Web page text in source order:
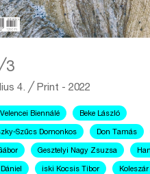
4. ╱ Print - 2022
Biennálé Beke László
Szűcs Domonkos Don Tamás
Gesztelyi Nagy Zsuzsa
iski Kocsis Tibor Koleszár